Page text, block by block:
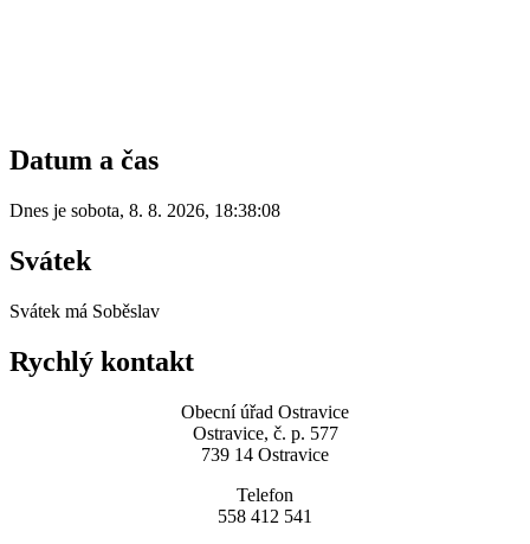
Datum a čas
Dnes je sobota, 8. 8. 2026, 18:38:08
Svátek
Svátek má Soběslav
Rychlý kontakt
Obecní úřad Ostravice
Ostravice, č. p. 577
739 14 Ostravice
Telefon
558 412 541